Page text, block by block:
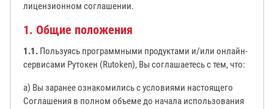
лицензионном соглашении.
1. Общие положения
1.1. Пользуясь программными продуктами и/или онлайн-
сервисами Рутокен (Rutoken), Вы соглашаетесь с тем, что:
а) Вы заранее ознакомились с условиями настоящего
Соглашения в полном объеме до начала использования